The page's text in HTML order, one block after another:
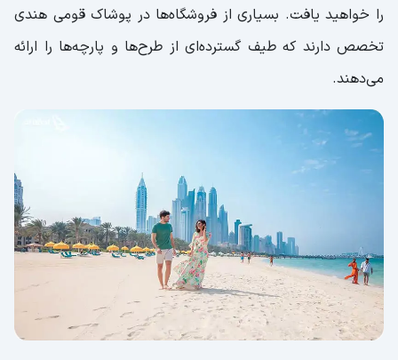
را خواهید یافت. بسیاری از فروشگاه‌ها در پوشاک قومی هندی
تخصص دارند که طیف گسترده‌ای از طرح‌ها و پارچه‌ها را ارائه
می‌دهند.